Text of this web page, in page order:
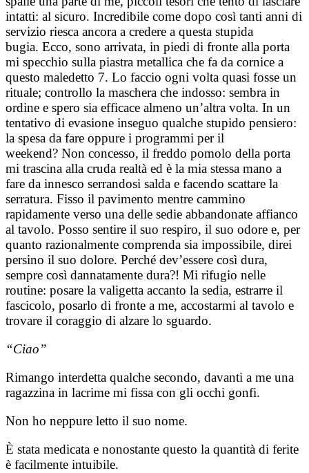
intatti: al sicuro. Incredibile come dopo così tanti anni di
servizio riesca ancora a credere a questa stupida
bugia. Ecco, sono arrivata, in piedi di fronte alla porta
mi specchio sulla piastra metallica che fa da cornice a
questo maledetto 7. Lo faccio ogni volta quasi fosse un
rituale; controllo la maschera che indosso: sembra in
ordine e spero sia efficace almeno un’altra volta. In un
tentativo di evasione inseguo qualche stupido pensiero:
la spesa da fare oppure i programmi per il
weekend? Non concesso, il freddo pomolo della porta
mi trascina alla cruda realtà ed è la mia stessa mano a
fare da innesco serrandosi salda e facendo scattare la
serratura. Fisso il pavimento mentre cammino
rapidamente verso una delle sedie abbandonate affianco
al tavolo. Posso sentire il suo respiro, il suo odore e, per
quanto razionalmente comprenda sia impossibile, direi
persino il suo dolore. Perché dev’essere così dura,
sempre così dannatamente dura?! Mi rifugio nelle
routine: posare la valigetta accanto la sedia, estrarre il
fascicolo, posarlo di fronte a me, accostarmi al tavolo e
trovare il coraggio di alzare lo sguardo.
“Ciao”
Rimango interdetta qualche secondo, davanti a me una
ragazzina in lacrime mi fissa con gli occhi gonfi.
Non ho neppure letto il suo nome.
È stata medicata e nonostante questo la quantità di ferite
è facilmente intuibile.